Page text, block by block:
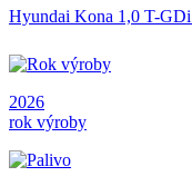
Hyundai Kona 1,0 T-
2026
rok výroby